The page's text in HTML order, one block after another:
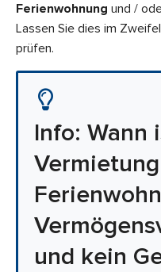
Ferienwohnung und /
Lassen Sie dies im
prüfen.
Info: Wann
und kein